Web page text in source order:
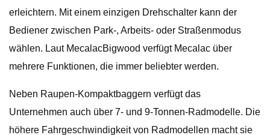
erleichtern. Mit einem einzigen Drehschalter kann der
Bediener zwischen Park-, Arbeits- oder Straßenmodus
wählen. Laut MecalacBigwood verfügt Mecalac über
mehrere Funktionen, die immer beliebter werden.
Neben Raupen-Kompaktbaggern verfügt das
Unternehmen auch über 7- und 9-Tonnen-Radmodelle. Die
höhere Fahrgeschwindigkeit von Radmodellen macht sie